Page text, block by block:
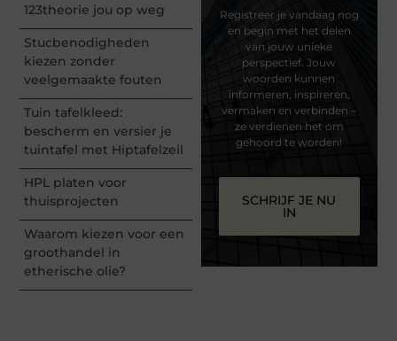
123theorie jou op weg
Stucbenodigheden
kiezen zonder
veelgemaakte fouten
Tuin tafelkleed:
bescherm en versier je
tuintafel met Hiptafelzeil
HPL platen voor
thuisprojecten
Waarom kiezen voor een
groothandel in
etherische olie?
Registreer je vandaag nog
en begin met het delen
van jouw unieke
perspectief. Jouw
woorden kunnen
informeren, inspireren,
vermaken en verbinden –
ze verdienen het om
gehoord te worden!
SCHRIJF JE NU
IN